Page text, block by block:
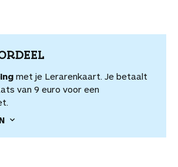
met je Lerarenkaart. Je betaalt
van 9 euro voor een